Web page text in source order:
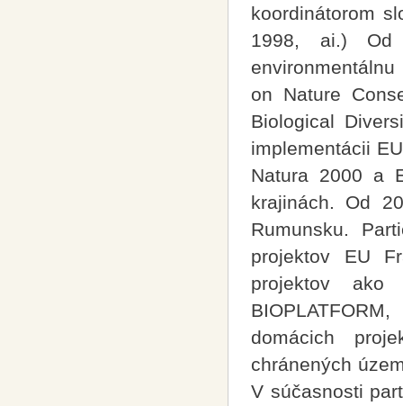
koordinátorom
1998, ai.) Od
on Nature
Biological
implementácii
Natura 2000 a
krajinách. Od
Rumunsku.
projektov EU
projektov ako
domácich
chránených
V súčasnosti